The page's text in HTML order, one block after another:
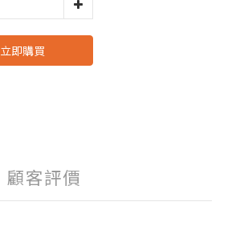
立即購買
顧客評價